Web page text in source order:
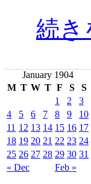
続き
January 1904
M T W T F S S
« Dec Feb »
1 2
3
4
5 6 7 8 9
10
11 12 13 14 15 16 17
18 19 20 21 22 23 24
25 26 27 28 29 30 31